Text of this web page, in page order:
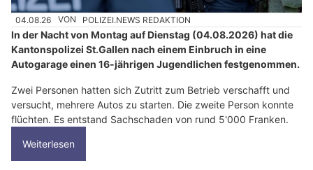
04.08.26 VON POLIZEI.NEWS REDAKTION
In der Nacht von Montag auf Dienstag (04.08.2026) hat die
Kantonspolizei St.Gallen nach einem Einbruch in eine
Autogarage einen 16-jährigen Jugendlichen festgenommen.
Zwei Personen hatten sich Zutritt zum Betrieb verschafft und
versucht, mehrere Autos zu starten. Die zweite Person konnte
flüchten. Es entstand Sachschaden von rund 5'000 Franken.
Weiterlesen